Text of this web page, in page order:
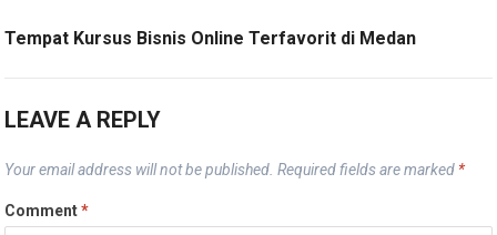
Tempat Kursus Bisnis Online Terfavorit di Medan
LEAVE A REPLY
Your email address will not be published. Required fields are marked *
Comment*